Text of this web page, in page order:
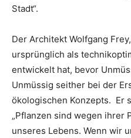
Stadt“.
Der Architekt Wolfgang
ursprünglich als
entwickelt hat, bevor
Unmüssig seither bei der
ökologischen Konzepts. Er
„Pflanzen sind wegen ihrer
unseres Lebens. Wenn wir